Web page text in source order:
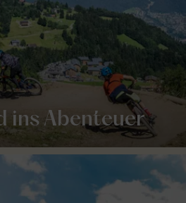
ins Abenteuer